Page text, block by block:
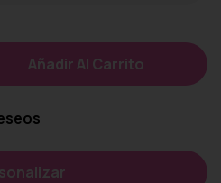
Añadir Al Carrito